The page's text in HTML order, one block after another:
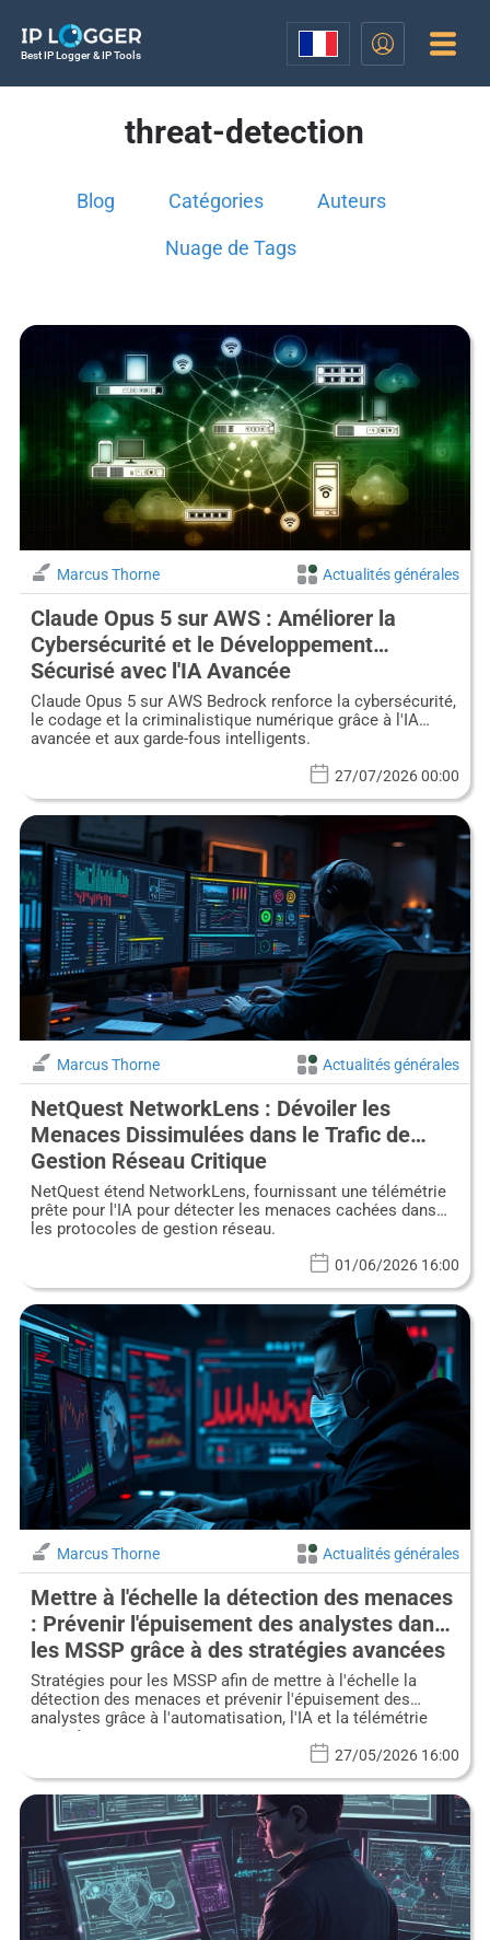
Best IP Logger & IP Tools
threat-detection
Blog Catégories Auteurs
Nuage de Tags
Marcus Thorne Actualités générales
Claude Opus 5 sur AWS : Améliorer la
Cybersécurité et le Développement
Sécurisé avec l'IA Avancée
Claude Opus 5 sur AWS Bedrock renforce la cybersécurité,
le codage et la criminalistique numérique grâce à l'IA
avancée et aux garde-fous intelligents.
27/07/2026 00:00
Marcus Thorne Actualités générales
NetQuest NetworkLens : Dévoiler les
Menaces Dissimulées dans le Trafic de
Gestion Réseau Critique
NetQuest étend NetworkLens, fournissant une télémétrie
prête pour l'IA pour détecter les menaces cachées dans
les protocoles de gestion réseau.
01/06/2026 16:00
Marcus Thorne Actualités générales
Mettre à l'échelle la détection des menaces
: Prévenir l'épuisement des analystes dans
les MSSP grâce à des stratégies avancées
Stratégies pour les MSSP afin de mettre à l'échelle la
détection des menaces et prévenir l'épuisement des
analystes grâce à l'automatisation, l'IA et la télémétrie
avancée.
27/05/2026 16:00